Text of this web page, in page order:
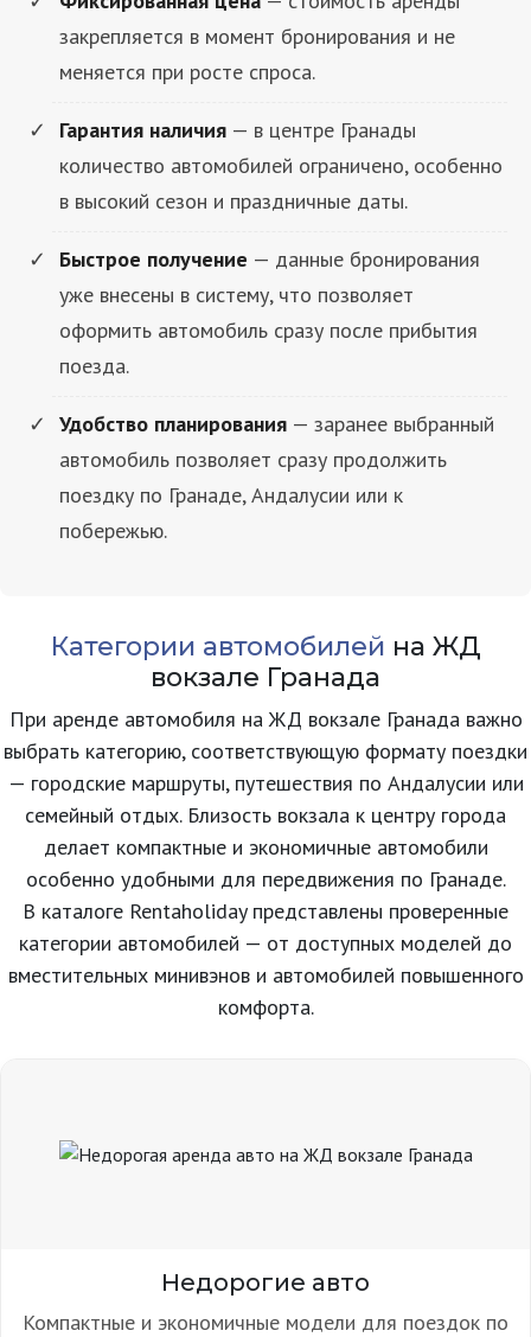
закрепляется в момент бронирования и не
меняется при росте спроса.
Гарантия наличия — в центре Гранады
количество автомобилей ограничено, особенно
в высокий сезон и праздничные даты.
Быстрое получение — данные бронирования
уже внесены в систему, что позволяет
оформить автомобиль сразу после прибытия
поезда.
Удобство планирования — заранее выбранный
автомобиль позволяет сразу продолжить
поездку по Гранаде, Андалусии или к
побережью.
Категории автомобилей на ЖД
вокзале Гранада
При аренде автомобиля на ЖД вокзале Гранада важно
выбрать категорию, соответствующую формату поездки
— городские маршруты, путешествия по Андалусии или
семейный отдых. Близость вокзала к центру города
делает компактные и экономичные автомобили
особенно удобными для передвижения по Гранаде.
В каталоге Rentaholiday представлены проверенные
категории автомобилей — от доступных моделей до
вместительных минивэнов и автомобилей повышенного
комфорта.
Недорогие авто
Компактные и экономичные модели для поездок по